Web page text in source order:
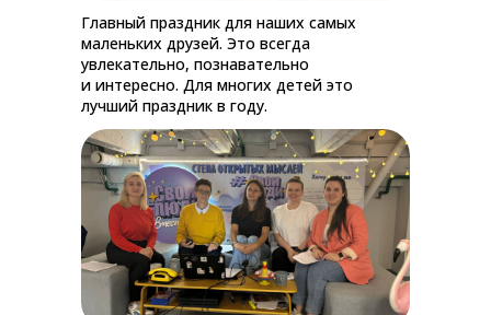
Главный праздник для наших самых
маленьких друзей. Это всегда
увлекательно, познавательно
и интересно. Для многих детей это
лучший праздник в году.